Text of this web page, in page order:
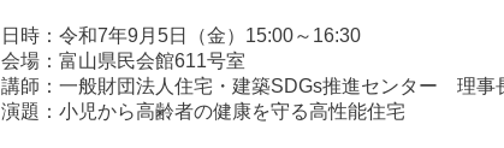
日時：令和7年9月5日（金）15:00～16:30
会場：富山県民会館611号室
講師：一般財団法人住宅・建築SDGs推進センター 理
演題：小児から高齢者の健康を守る高性能住宅